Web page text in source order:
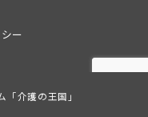
ー
「介護の王国」